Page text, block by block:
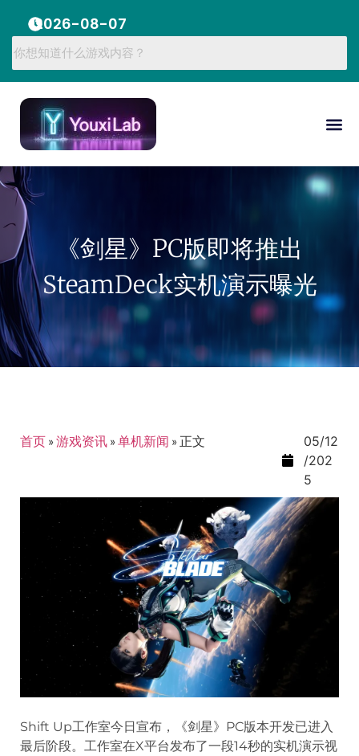
2026-08-07
《剑星》PC版即将推出
SteamDeck实机演示曝光
首页 »游戏资讯 »单机新闻 » 正文
05/12
/202
5
Shift Up工作室今日宣布，《剑星》PC版本开发已进入
最后阶段。工作室在X平台发布了一段14秒的实机演示视